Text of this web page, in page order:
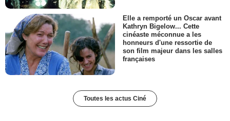
Elle a remporté un Oscar avant
Kathryn Bigelow... Cette
cinéaste méconnue a les
honneurs d'une ressortie de
son film majeur dans les salles
françaises
Toutes les actus Ciné